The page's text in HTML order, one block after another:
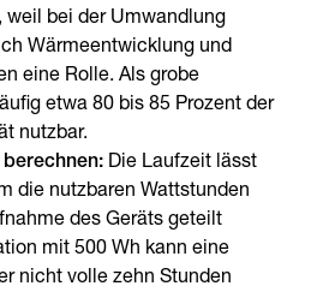
weil bei der Umwandlung
Wärmeentwicklung und
eine Rolle. Als grobe
etwa 80 bis 85 Prozent der
nutzbar.
Die Laufzeit lässt
die nutzbaren Wattstunden
des Geräts geteilt
mit 500 Wh kann eine
nicht volle zehn Stunden